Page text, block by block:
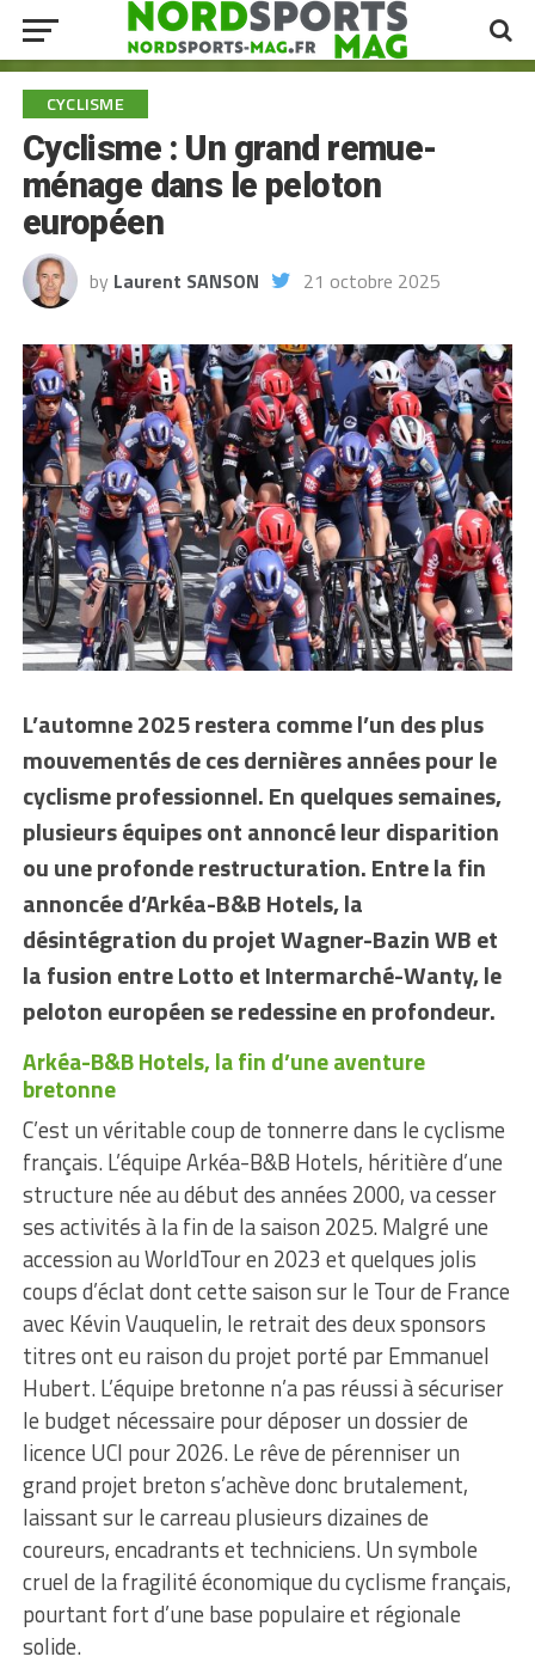
CYCLISME
Cyclisme : Un grand remue-
ménage dans le peloton
européen
by Laurent SANSON 21 octobre 2025
L’automne 2025 restera comme l’un des plus
mouvementés de ces dernières années pour le
cyclisme professionnel. En quelques semaines,
plusieurs équipes ont annoncé leur disparition
ou une profonde restructuration. Entre la fin
annoncée d’Arkéa-B&B Hotels, la
désintégration du projet Wagner-Bazin WB et
la fusion entre Lotto et Intermarché-Wanty, le
peloton européen se redessine en profondeur.
Arkéa-B&B Hotels, la fin d’une aventure
bretonne
C’est un véritable coup de tonnerre dans le cyclisme
français. L’équipe Arkéa-B&B Hotels, héritière d’une
structure née au début des années 2000, va cesser
ses activités à la fin de la saison 2025. Malgré une
accession au WorldTour en 2023 et quelques jolis
coups d’éclat dont cette saison sur le Tour de France
avec Kévin Vauquelin, le retrait des deux sponsors
titres ont eu raison du projet porté par Emmanuel
Hubert. L’équipe bretonne n’a pas réussi à sécuriser
le budget nécessaire pour déposer un dossier de
licence UCI pour 2026. Le rêve de pérenniser un
grand projet breton s’achève donc brutalement,
laissant sur le carreau plusieurs dizaines de
coureurs, encadrants et techniciens. Un symbole
cruel de la fragilité économique du cyclisme français,
pourtant fort d’une base populaire et régionale
solide.